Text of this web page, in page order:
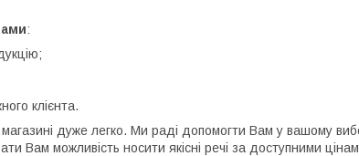
:
клієнта.
дуже легко. Ми раді допомогти Вам у вашому
Вам можливість носити якісні речі за доступними